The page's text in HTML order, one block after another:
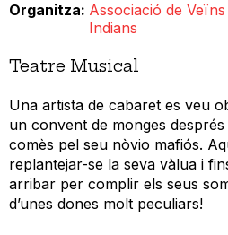
Organitza Associació de
Indians
Teatre Musical
Una artista de cabaret es veu
un convent de monges
comès pel seu nòvio mafiós.
replantejar-se la seva vàlua i
arribar per complir els seus
d’unes dones molt peculiars!